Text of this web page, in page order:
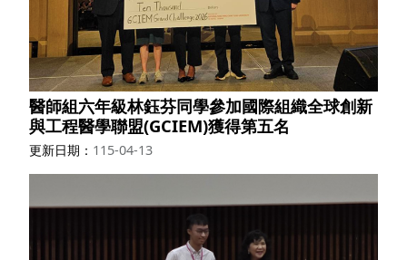
醫師組六年級林鈺芬同學參加國際組織全球創新
與工程醫學聯盟(GCIEM)獲得第五名
更新日期 115-04-13